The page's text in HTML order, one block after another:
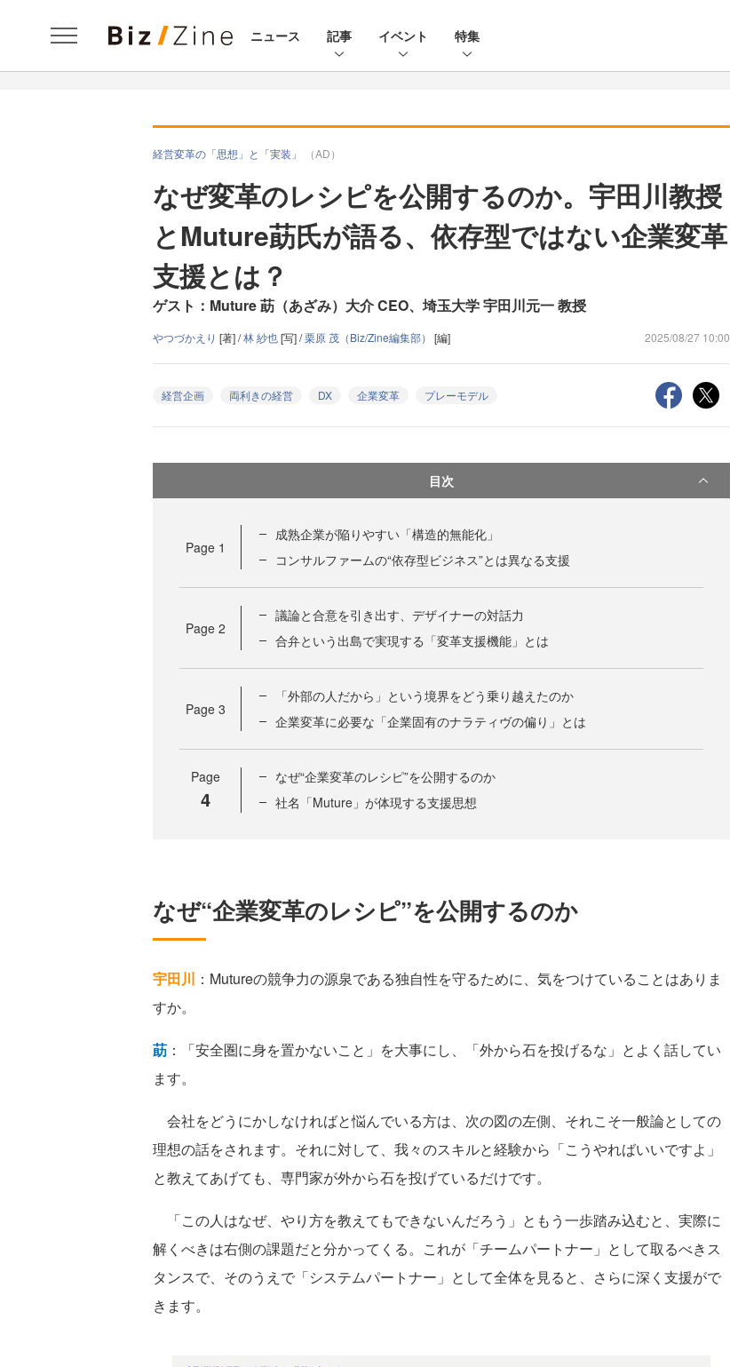
ニュース 記事 イベント 特集
経営変革の「思想」と「実装」 （AD）
なぜ変革のレシピを公開するのか。宇田川教授
とMuture莇氏が語る、依存型ではない企業変革
支援とは？
ゲスト：Muture 莇（あざみ）大介 CEO、埼玉大学 宇田川元一 教授
やつづかえり [著] /林 紗也[写] /栗原 茂（Biz/Zine編集部） [編] 2025/08/27 10:00
経営企画 両利きの経営 DX 企業変革 プレーモデル
目次
Page 1
成熟企業が陥りやすい「構造的無能化」
コンサルファームの“依存型ビジネス”とは異なる支援
Page 2
議論と合意を引き出す、デザイナーの対話力
合弁という出島で実現する「変革支援機能」とは
Page 3
「外部の人だから」という境界をどう乗り越えたのか
企業変革に必要な「企業固有のナラティヴの偏り」とは
Page
4
なぜ“企業変革のレシピ”を公開するのか
社名「Muture」が体現する支援思想
なぜ“企業変革のレシピ”を公開するのか
宇田川 ：Mutureの競争力の源泉である独自性を守るために、気をつけていることはありま
すか。
莇 ：「安全圏に身を置かないこと」を大事にし、「外から石を投げるな」とよく話してい
ます。
会社をどうにかしなければと悩んでいる方は、次の図の左側、それこそ一般論としての
理想の話をされます。それに対して、我々のスキルと経験から「こうやればいいですよ」
と教えてあげても、専門家が外から石を投げているだけです。
「この人はなぜ、やり方を教えてもできないんだろう」ともう一歩踏み込むと、実際に
解くべきは右側の課題だと分かってくる。これが「チームパートナー」として取るべきス
タンスで、そのうえで「システムパートナー」として全体を見ると、さらに深く支援がで
きます。